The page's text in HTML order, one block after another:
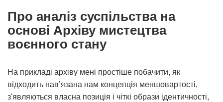
Про аналіз суспільства на
основі Архіву мистецтва
воєнного стану
На прикладі архіву мені простіше побачити, як
відходить навʼязана нам концепція меншовартості,
з'являються власна позиція і чіткі образи ідентичності,